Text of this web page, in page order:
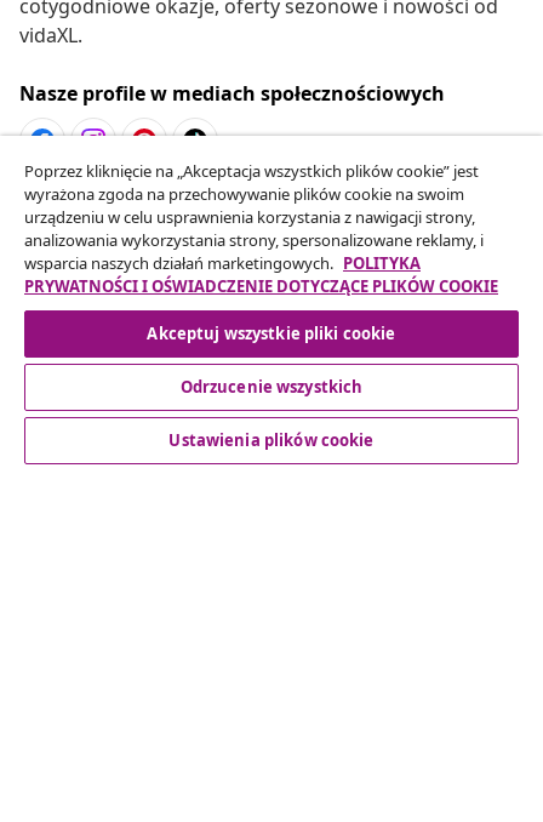
cotygodniowe okazje, oferty sezonowe i nowości od
vidaXL.
Nasze profile w mediach społecznościowych
Odstąpienie od umowy
Złóż wniosek o odstąpienie od umowy dotyczącej
Twojego zamówienia.
Odstąpienie od umowy
Obsługa Klienta
Poprzez kliknięcie na „Akceptacja wszystkich plików cookie” jest
wyrażona zgoda na przechowywanie plików cookie na swoim
urządzeniu w celu usprawnienia korzystania z nawigacji strony,
analizowania wykorzystania strony, spersonalizowane reklamy, i
wsparcia naszych działań marketingowych. POLITYKA
PRYWATNOŚCI I OŚWIADCZENIE DOTYCZĄCE PLIKÓW COOKIE
Akceptuj wszystkie pliki cookie
Odrzucenie wszystkich
Ustawienia plików cookie